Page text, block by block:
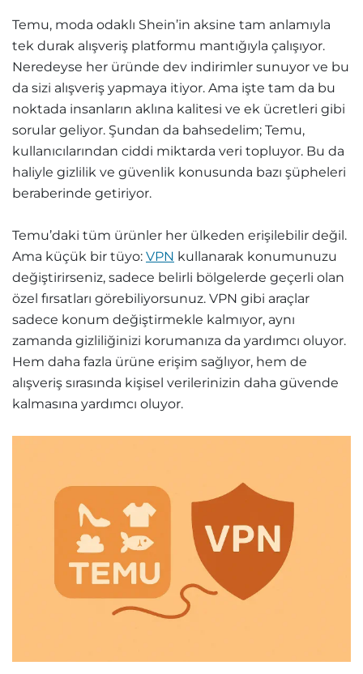
Temu, moda odaklı Shein’in aksine tam anlamıyla
tek durak alışveriş platformu mantığıyla çalışıyor.
Neredeyse her üründe dev indirimler sunuyor ve bu
da sizi alışveriş yapmaya itiyor. Ama işte tam da bu
noktada insanların aklına kalitesi ve ek ücretleri gibi
sorular geliyor. Şundan da bahsedelim; Temu,
kullanıcılarından ciddi miktarda veri topluyor. Bu da
haliyle gizlilik ve güvenlik konusunda bazı şüpheleri
beraberinde getiriyor.
Temu’daki tüm ürünler her ülkeden erişilebilir değil.
Ama küçük bir tüyo: VPN kullanarak konumunuzu
değiştirirseniz, sadece belirli bölgelerde geçerli olan
özel fırsatları görebiliyorsunuz. VPN gibi araçlar
sadece konum değiştirmekle kalmıyor, aynı
zamanda gizliliğinizi korumanıza da yardımcı oluyor.
Hem daha fazla ürüne erişim sağlıyor, hem de
alışveriş sırasında kişisel verilerinizin daha güvende
kalmasına yardımcı oluyor.